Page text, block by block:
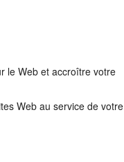
le Web et accroître votre
Web au service de votre